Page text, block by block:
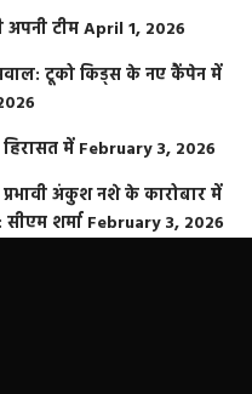
टीमApril 1, 2026
टूको किड्स के नए कैंपेन में
में February 3, 2026
प्रभावी अंकुश नशे के कारोबार में
शर्मा February 3, 2026